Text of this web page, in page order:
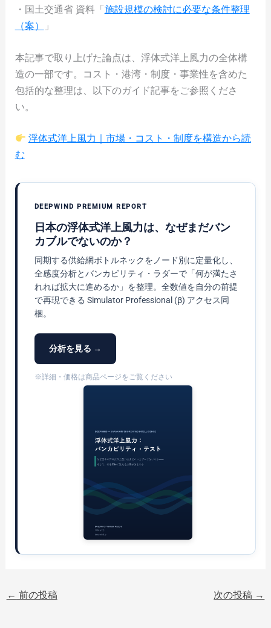
・国土交通省 資料「施設規模の検討に必要な条件整理
（案）
」
本記事で取り上げた論点は、浮体式洋上風力の全体構
造の一部です。コスト・港湾・制度・事業性を含めた
包括的な整理は、以下のガイド記事をご参照くださ
い。
浮体式洋上風力｜市場・コスト・制度を構造から読
む
DEEPWIND PREMIUM REPORT
日本の浮体式洋上風力は、なぜまだバン
カブルでないのか？
同期する供給網ボトルネックをノード別に定量化し、
全感度分析とバンカビリティ・ラダーで「何が満たさ
れれば拡大に進めるか」を整理。全数値を自分の前提
で再現できる Simulator Professional (β) アクセス同
梱。
分析を見る →
※詳細・価格は商品ページをご覧ください
← 前の投稿 次の投稿 →